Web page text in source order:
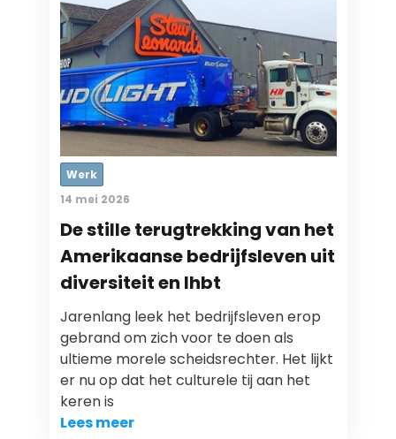
Werk
14 mei 2026
De stille terugtrekking van het
Amerikaanse bedrijfsleven uit
diversiteit en lhbt
Jarenlang leek het bedrijfsleven erop
gebrand om zich voor te doen als
ultieme morele scheidsrechter. Het lijkt
er nu op dat het culturele tij aan het
keren is
Lees meer